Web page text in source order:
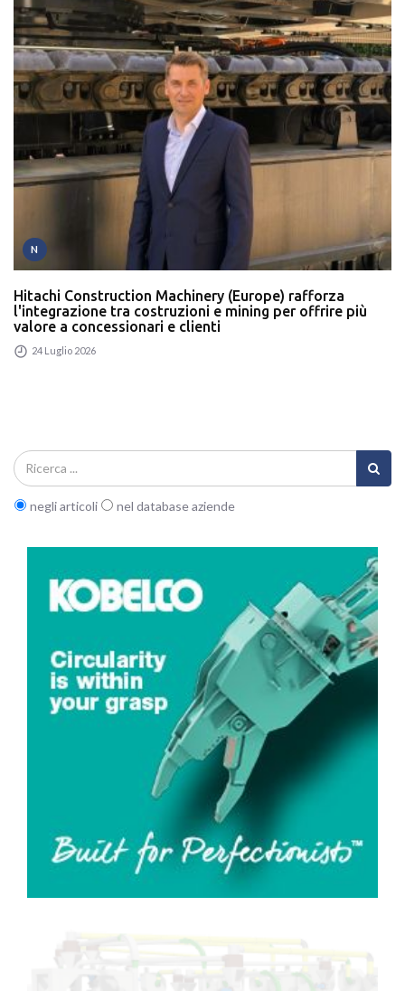
N
Hitachi Construction Machinery (Europe) rafforza
l'integrazione tra costruzioni e mining per offrire più
valore a concessionari e clienti
24 Luglio 2026
negli articoli nel database aziende